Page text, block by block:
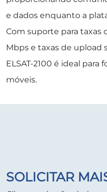
e dados enquanto a
Com suporte para taxas
Mbps e taxas de upload
ELSAT-2100 é ideal
móveis.
SOLICITAR